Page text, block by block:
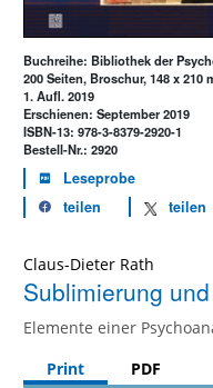
Buchreihe: Bibliothek der
200 Seiten, Broschur, 148 x 210
1. Aufl. 2019
Erschienen: September 2019
ISBN-13: 978-3-8379-2920-1
Bestell-Nr.: 2920
Leseprobe
teilen
teilen
Claus-Dieter Rath
Sublimierung
Elemente einer
Print
PDF